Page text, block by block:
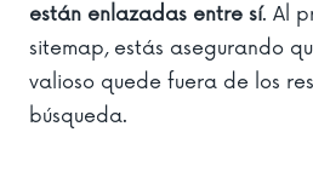
están enlazadas entre sí. Al
sitemap, estás asegurando
valioso quede fuera de los
búsqueda.